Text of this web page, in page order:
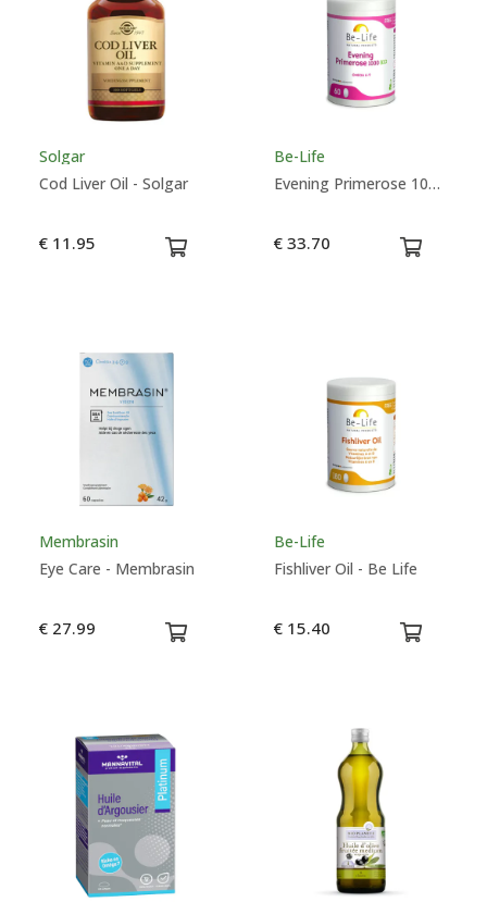
Solgar
Cod Liver Oil - Solgar
€ 11.95
Be-Life
Evening Primerose 1000 Bio - Be-Life
€ 33.70
Membrasin
Eye Care - Membrasin
€ 27.99
Be-Life
Fishliver Oil - Be Life
€ 15.40